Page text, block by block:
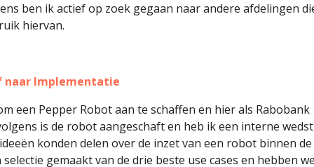
ben ik actief op zoek gegaan naar andere afdelingen
hiervan.
naar Implementatie
een Pepper Robot aan te schaffen en hier als Rabobank
is de robot aangeschaft en heb ik een interne
konden delen over de inzet van een robot binnen de
gemaakt van de drie beste use cases en hebben